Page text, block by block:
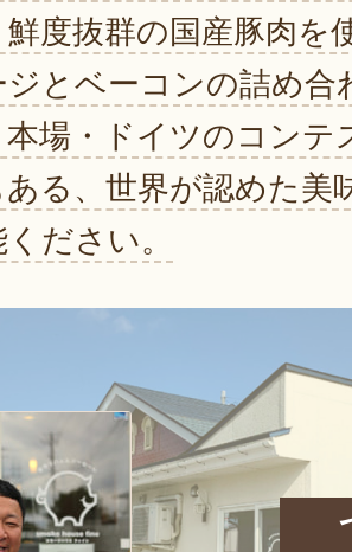
度抜群の国産豚肉を
とベーコンの詰め合
本場・ドイツのコンテ
る、世界が認めた美
ださい。